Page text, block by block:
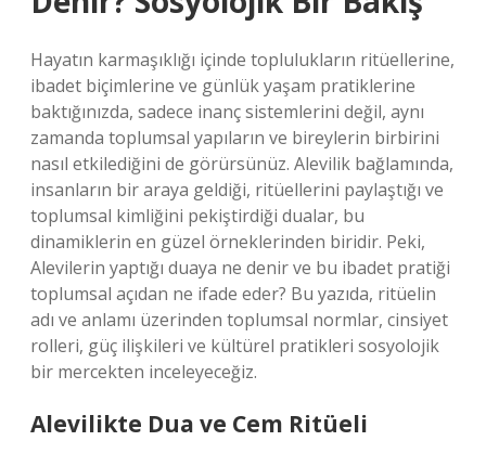
Hayatın karmaşıklığı içinde toplulukların ritüellerine,
ibadet biçimlerine ve günlük yaşam pratiklerine
baktığınızda, sadece inanç sistemlerini değil, aynı
zamanda toplumsal yapıların ve bireylerin birbirini
nasıl etkilediğini de görürsünüz. Alevilik bağlamında,
insanların bir araya geldiği, ritüellerini paylaştığı ve
toplumsal kimliğini pekiştirdiği dualar, bu
dinamiklerin en güzel örneklerinden biridir. Peki,
Alevilerin yaptığı duaya ne denir ve bu ibadet pratiği
toplumsal açıdan ne ifade eder? Bu yazıda, ritüelin
adı ve anlamı üzerinden toplumsal normlar, cinsiyet
rolleri, güç ilişkileri ve kültürel pratikleri sosyolojik
bir mercekten inceleyeceğiz.
Alevilikte Dua ve Cem Ritüeli